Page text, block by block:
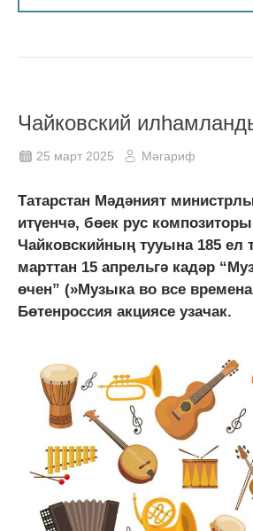
Чайковский
25 март 2025 Мәгариф
Татарстан Мәдәният
итүенчә, бөек рус
Чайковскийның тууына 185 ел
марттан 15 апрельгә кадәр
өчен” (»Музыка во все
Бөтенроссия акциясе узачак.